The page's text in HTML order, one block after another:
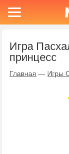
Игра
принцесс
Главная — Игры